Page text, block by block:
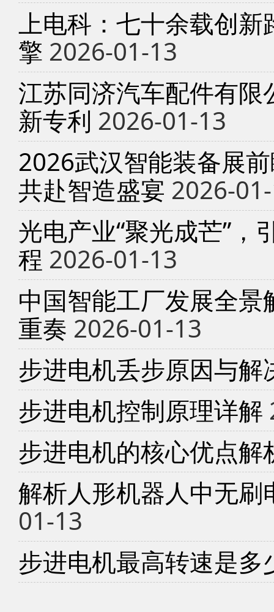
上电科：七十余载创
擎 2026-01-13
江苏同济汽车配件有
新专利 2026-01-13
2026武汉智能装备展
共赴智造盛宴 2026-
光电产业“聚光成芒”，
程 2026-01-13
中国智能工厂发展全
重奏 2026-01-13
步进电机丢步原因与解
步进电机控制原理详解
步进电机的核心优点解
解析人形机器人中无
01-13
步进电机最高转速是多